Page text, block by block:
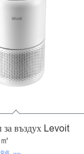
за въздух Levoit